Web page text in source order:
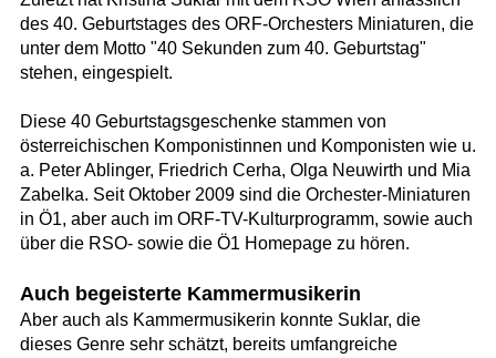
des 40. Geburtstages des ORF-Orchesters Miniaturen, die
unter dem Motto "40 Sekunden zum 40. Geburtstag"
stehen, eingespielt.
Diese 40 Geburtstagsgeschenke stammen von
österreichischen Komponistinnen und Komponisten wie u.
a. Peter Ablinger, Friedrich Cerha, Olga Neuwirth und Mia
Zabelka. Seit Oktober 2009 sind die Orchester-Miniaturen
in Ö1, aber auch im ORF-TV-Kulturprogramm, sowie auch
über die RSO- sowie die Ö1 Homepage zu hören.
Auch begeisterte Kammermusikerin
Aber auch als Kammermusikerin konnte Suklar, die
dieses Genre sehr schätzt, bereits umfangreiche